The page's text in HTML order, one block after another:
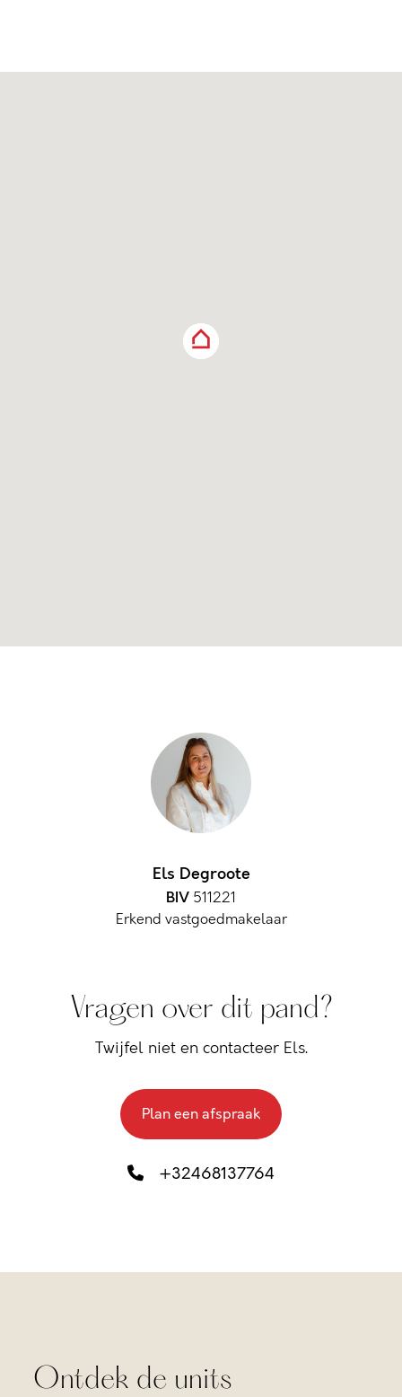
Els Degroote
BIV 511221
Erkend vastgoedmakelaar
Vragen over dit pand?
Twijfel niet en contacteer Els.
Plan een afspraak
+32468137764
Ontdek de units